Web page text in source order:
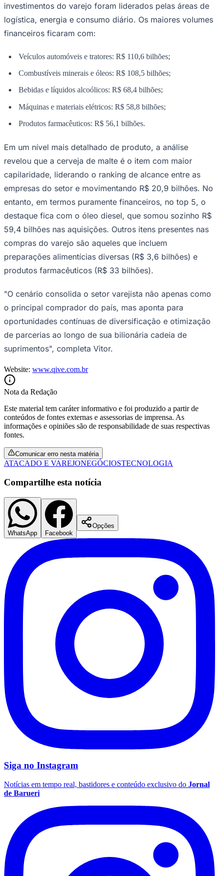
São Paulo
investimentos do varejo foram liderados pelas áreas de
logística, energia e consumo diário. Os maiores volumes
financeiros ficaram com:
Veículos automóveis e tratores: R$ 110,6 bilhões;
Combustíveis minerais e óleos: R$ 108,5 bilhões;
Bebidas e líquidos alcoólicos: R$ 68,4 bilhões;
Máquinas e materiais elétricos: R$ 58,8 bilhões;
Produtos farmacêuticos: R$ 56,1 bilhões.
Em um nível mais detalhado de produto, a análise
revelou que a cerveja de malte é o item com maior
capilaridade, liderando o ranking de alcance entre as
empresas do setor e movimentando R$ 20,9 bilhões. No
entanto, em termos puramente financeiros, no top 5, o
destaque fica com o óleo diesel, que somou sozinho R$
59,4 bilhões nas aquisições. Outros itens presentes nas
compras do varejo são aqueles que incluem
preparações alimentícias diversas (R$ 3,6 bilhões) e
produtos farmacêuticos (R$ 33 bilhões).
"O cenário consolida o setor varejista não apenas como
o principal comprador do país, mas aponta para
oportunidades contínuas de diversificação e otimização
de parcerias ao longo de sua bilionária cadeia de
suprimentos", completa Vitor.
Website: www.qive.com.br
Nota da Redação
Este material tem caráter informativo e foi produzido a partir de
conteúdos de fontes externas e assessorias de imprensa. As
informações e opiniões são de responsabilidade de suas respectivas
fontes.
Comunicar erro nesta matéria
ATACADO E VAREJONEGÓCIOSTECNOLOGIA
Compartilhe esta notícia
WhatsApp Facebook
Opções
Siga no Instagram
Notícias em tempo real, bastidores e conteúdo exclusivo do Jornal
de Barueri